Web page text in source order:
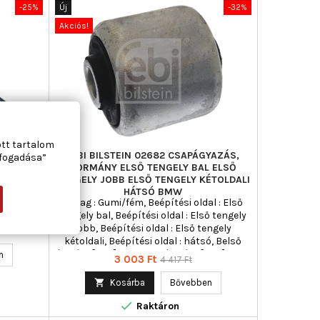
-25%
: 320,
-32%
Új
Akciós!
FEBI BILSTEIN 02682 CSAPÁGYAZÁS,
KORMÁNY ELSŐ TENGELY BAL ELSŐ
TENGELY JOBB ELSŐ TENGELY KÉTOLDALI
HÁTSÓ BMW
Anyag : Gumi/fém, Beépítési oldal : Első
tengely bal, Beépítési oldal : Első tengely
jobb, Beépítési oldal : Első tengely
kétoldali, Beépítési oldal : hátsó, Belső
átmérő [mm] : 12, Belső átmérő [mm] : 12,0,
Külső átmérő [mm] : 21, Külső átmérő
[mm] : 21,0, Külső átmérő [mm] : 46, Külső
átmérő [mm] : 46,0, Tömeg [kg] : 0,246,
Vastagság [mm] : 52, Vastagság [mm] :
Ár
3 003 Ft Normál
4 417 Ft
 Kosárba Bővebben
 Raktáron
tartalom